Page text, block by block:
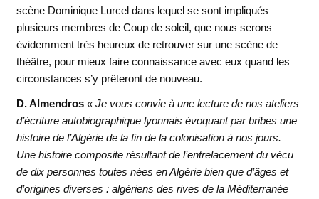
scène Dominique Lurcel dans lequel se sont impliqués
plusieurs membres de Coup de soleil, que nous serons
évidemment très heureux de retrouver sur une scène de
théâtre, pour mieux faire connaissance avec eux quand les
circonstances s’y prêteront de nouveau.
D. Almendros « Je vous convie à une lecture de nos ateliers
d’écriture autobiographique lyonnais évoquant par bribes une
histoire de l’Algérie de la fin de la colonisation à nos jours.
Une histoire composite résultant de l’entrelacement du vécu
de dix personnes toutes nées en Algérie bien que d’âges et
d’origines diverses : algériens des rives de la Méditerranée